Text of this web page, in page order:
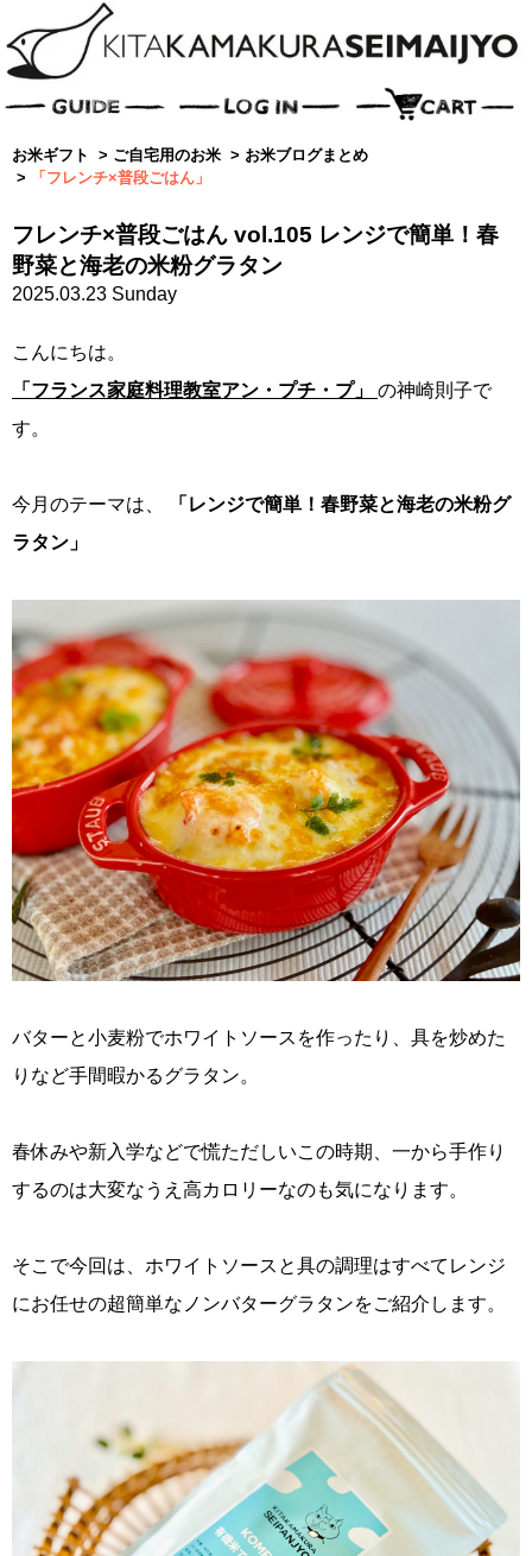
お米ギフト > ご自宅用のお米 > お米ブログまとめ
>
「フレンチ×普段ごはん」
フレンチ×普段ごはん vol.105 レンジで簡単！春
野菜と海老の米粉グラタン
2025.03.23 Sunday
こんにちは。
「フランス家庭料理教室アン・プチ・プ」 の神崎則子で
す。
今月のテーマは、
「レンジで簡単！春野菜と海老の米粉グ
ラタン」
バターと小麦粉でホワイトソースを作ったり、具を炒めた
りなど手間暇かるグラタン。
春休みや新入学などで慌ただしいこの時期、一から手作り
するのは大変なうえ高カロリーなのも気になります。
そこで今回は、ホワイトソースと具の調理はすべてレンジ
にお任せの超簡単なノンバターグラタンをご紹介します。